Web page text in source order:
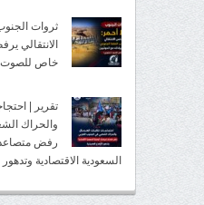
ثروات
الانتقالي
خاص للصوت
تقرير |
والحراك
رفض
السعودية الاقتصادية